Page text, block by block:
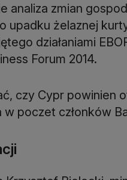
analiza zmian
upadku żelaznej
działaniami
Forum 2014.
czy Cypr powinien
poczet członków